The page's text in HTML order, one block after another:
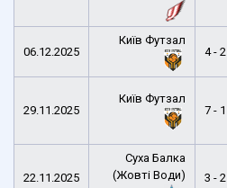
06.12.2025
Київ Футзал
4 - 2
29.11.2025
Київ Футзал
7 - 1
22.11.2025
Суха Балка
(Жовті Води)
3 - 2